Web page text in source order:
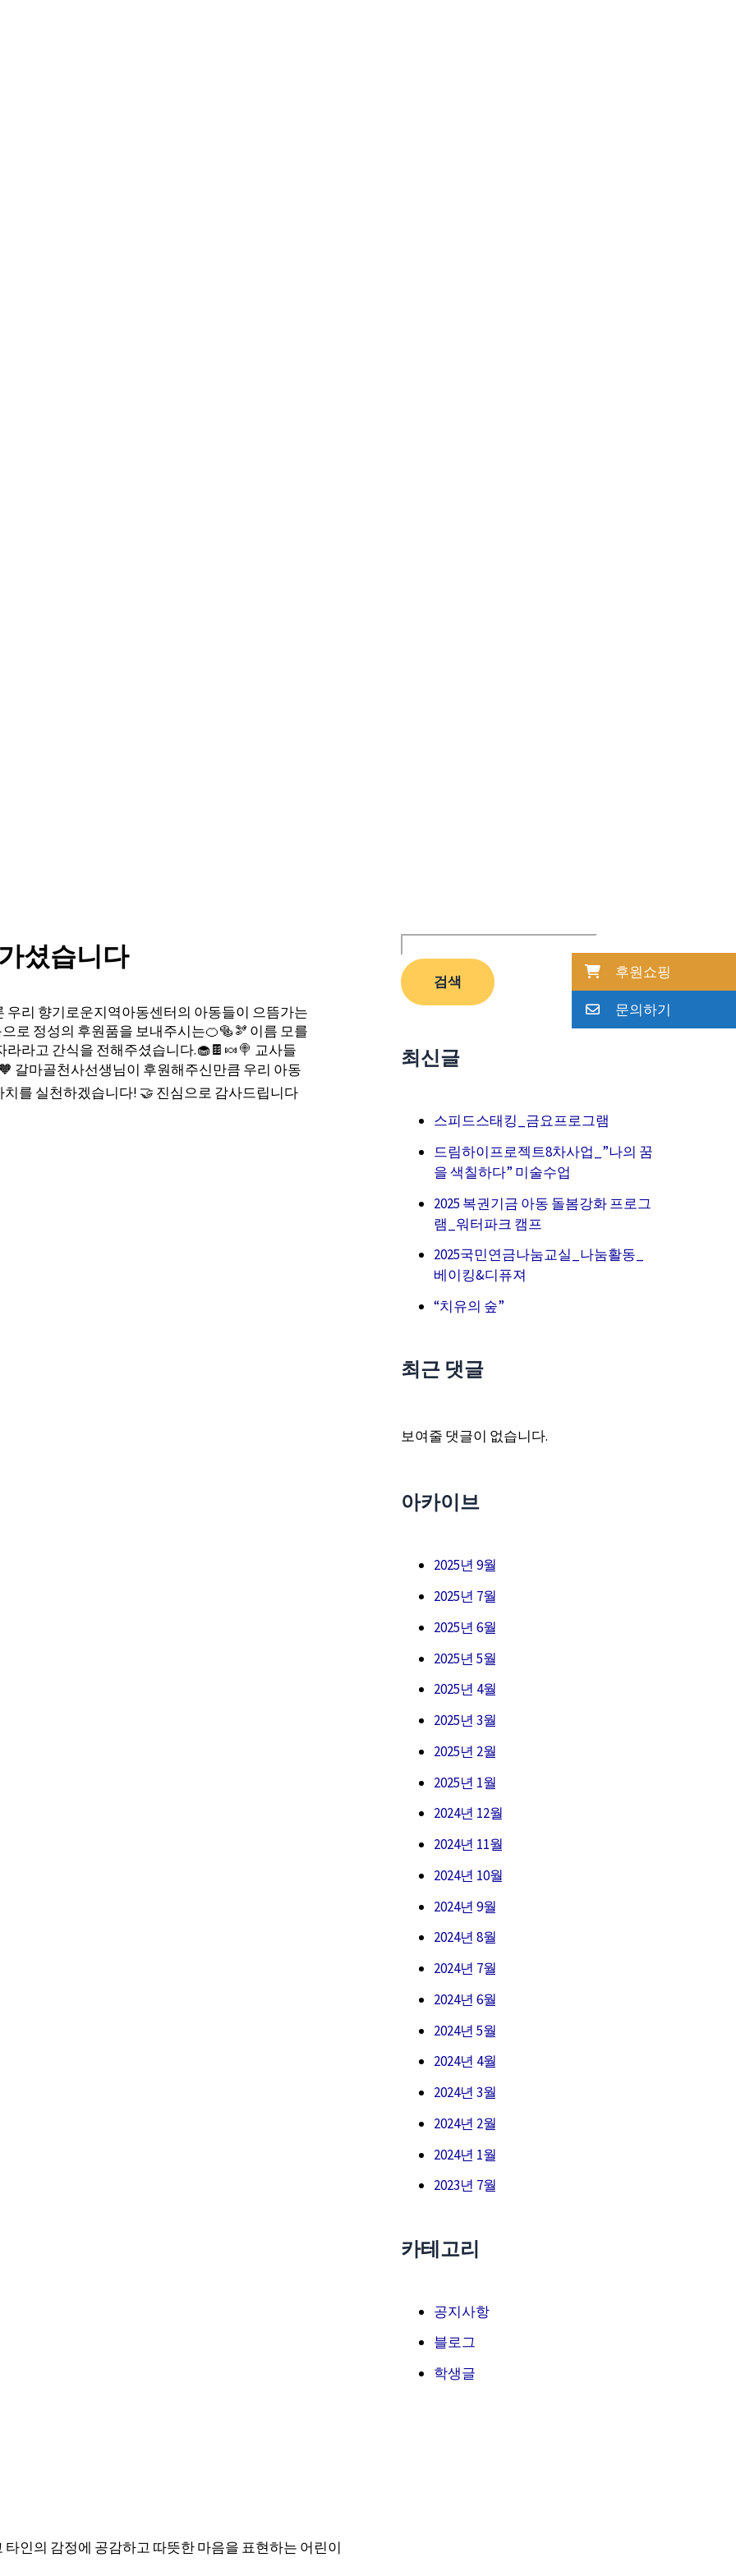
셨습니다
리 향기로운지역아동센터의 아동들이 으뜸가는
로 정성의 후원품을 보내주시는🍊🥯🫘 이름 모를
라고 간식을 전해주셨습니다.🧁🍫🍬🍭 교사들
갈마골천사선생님이 후원해주신만큼 우리 아동
를 실천하겠습니다! 🤝 진심으로 감사드립니다
검색
최신글
스피드스태킹_금요프로그램
드림하이프로젝트8차사업_”나의 꿈
을 색칠하다” 미술수업
2025 복권기금 아동 돌봄강화 프로그
램_워터파크 캠프
2025국민연금나눔교실_나눔활동_
베이킹&디퓨져
“치유의 숲”
최근 댓글
보여줄 댓글이 없습니다.
아카이브
2025년 9월
2025년 7월
2025년 6월
2025년 5월
2025년 4월
2025년 3월
2025년 2월
2025년 1월
2024년 12월
2024년 11월
2024년 10월
2024년 9월
2024년 8월
2024년 7월
2024년 6월
2024년 5월
2024년 4월
2024년 3월
2024년 2월
2024년 1월
2023년 7월
카테고리
공지사항
블로그
학생글
인의 감정에 공감하고 따뜻한 마음을 표현하는 어린이
후원쇼핑
문의하기